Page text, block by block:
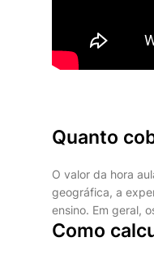
Quanto
O valor da hora
geográfica, a
ensino. Em geral,
Como